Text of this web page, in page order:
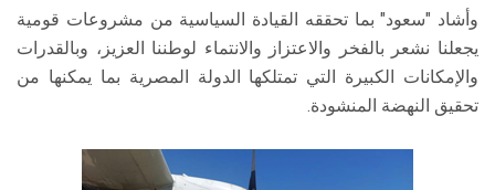
وأشاد "سعود" بما تحققه القيادة السياسية من مشروعات قومية
يجعلنا نشعر بالفخر والاعتزاز والانتماء لوطننا العزيز، وبالقدرات
والإمكانات الكبيرة التي تمتلكها الدولة المصرية بما يمكنها من
تحقيق النهضة المنشودة.